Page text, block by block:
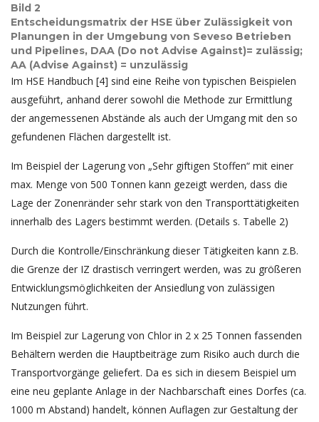
Bild 2
Entscheidungsmatrix der HSE über Zulässigkeit von
Planungen in der Umgebung von Seveso Betrieben
und Pipelines, DAA (Do not Advise Against)= zulässig;
AA (Advise Against) = unzulässig
Im HSE Handbuch [4] sind eine Reihe von typischen Beispielen
ausgeführt, anhand derer sowohl die Methode zur Ermittlung
der angemessenen Abstände als auch der Umgang mit den so
gefundenen Flächen dargestellt ist.
Im Beispiel der Lagerung von „Sehr giftigen Stoffen“ mit einer
max. Menge von 500 Tonnen kann gezeigt werden, dass die
Lage der Zonenränder sehr stark von den Transporttätigkeiten
innerhalb des Lagers bestimmt werden. (Details s. Tabelle 2)
Durch die Kontrolle/Einschränkung dieser Tätigkeiten kann z.B.
die Grenze der IZ drastisch verringert werden, was zu größeren
Entwicklungsmöglichkeiten der Ansiedlung von zulässigen
Nutzungen führt.
Im Beispiel zur Lagerung von Chlor in 2 x 25 Tonnen fassenden
Behältern werden die Hauptbeiträge zum Risiko auch durch die
Transportvorgänge geliefert. Da es sich in diesem Beispiel um
eine neu geplante Anlage in der Nachbarschaft eines Dorfes (ca.
1000 m Abstand) handelt, können Auflagen zur Gestaltung der